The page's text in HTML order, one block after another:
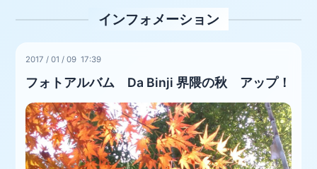
インフォメーション
2017 /01 /09 17:39
フォトアルバム Da Binji 界隈の秋 アップ！